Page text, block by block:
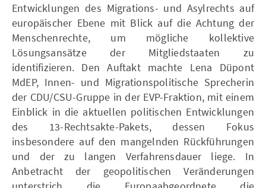
Entwicklungen des Migrations- und Asylrechts auf
europäischer Ebene mit Blick auf die Achtung der
Menschenrechte, um mögliche kollektive
Lösungsansätze der Mitgliedstaaten zu
identifizieren. Den Auftakt machte Lena Düpont
MdEP, Innen- und Migrationspolitische Sprecherin
der CDU/CSU-Gruppe in der EVP-Fraktion, mit einem
Einblick in die aktuellen politischen Entwicklungen
des 13-Rechtsakte-Pakets, dessen Fokus
insbesondere auf den mangelnden Rückführungen
und der zu langen Verfahrensdauer liege. In
Anbetracht der geopolitischen Veränderungen